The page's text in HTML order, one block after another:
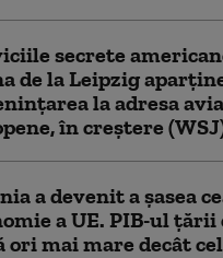
secrete
de la Leipzig
la adresa
în creștere
a devenit a șasea
a UE. PIB-ul țării
ori mai mare decât